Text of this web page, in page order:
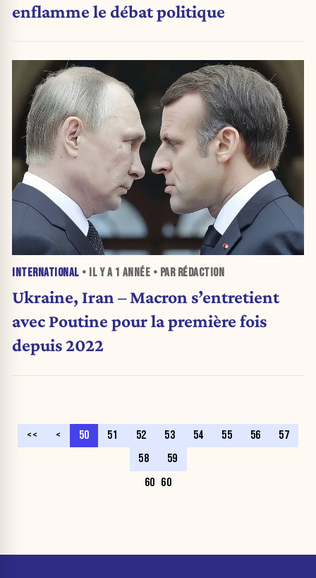
enflamme le débat politique
INTERNATIONAL • IL Y A 1 ANNÉE • PAR RÉDACTION
Ukraine, Iran – Macron s’entretient
avec Poutine pour la première fois
depuis 2022
<< < 50 51 52 53 54 55 56
57
58
59
60 60